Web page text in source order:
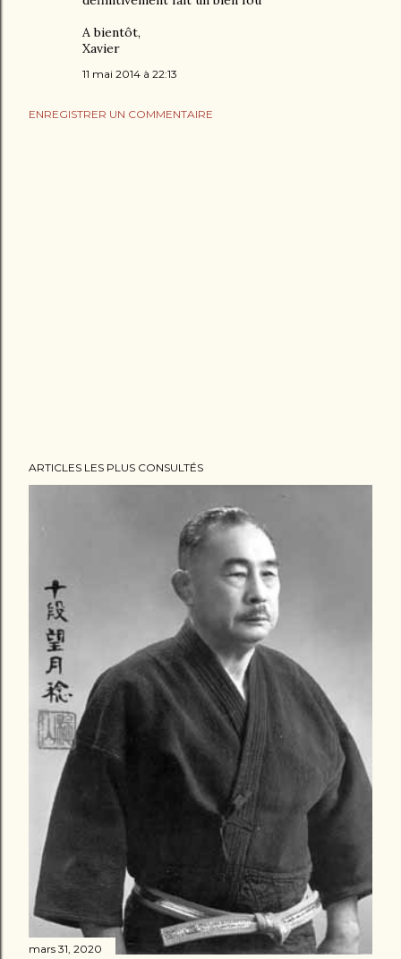
A bientôt,
Xavier
11 mai 2014 à 22:13
ENREGISTRER UN COMMENTAIRE
ARTICLES LES PLUS CONSULTÉS
mars 31, 2020